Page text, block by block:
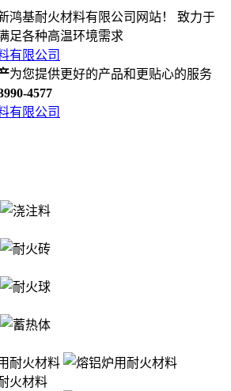
鸿基耐火材料有限公司网站！
致力于
足各种高温环境需求
为您提供更好的产品和更贴心的服务
4577
火材料